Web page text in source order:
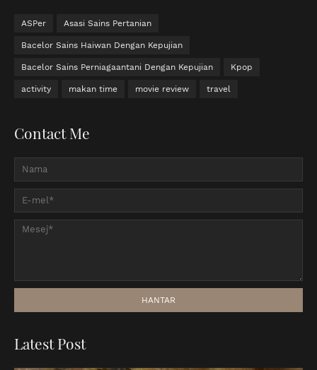
ASPer Asasi Sains Pertanian
Bacelor Sains Haiwan Dengan Kepujian
Bacelor Sains Perniagaantani Dengan Kepujian Kpop
activity makan time movie review travel
Contact Me
Latest Post